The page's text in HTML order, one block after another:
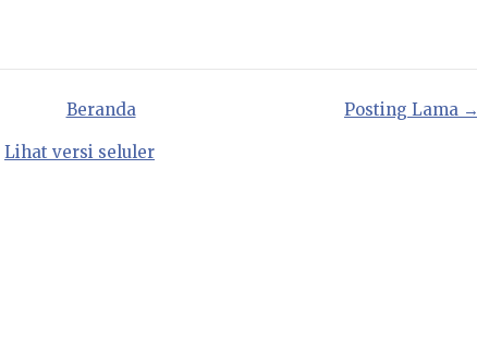
Posting Lama →
Beranda
Lihat versi seluler